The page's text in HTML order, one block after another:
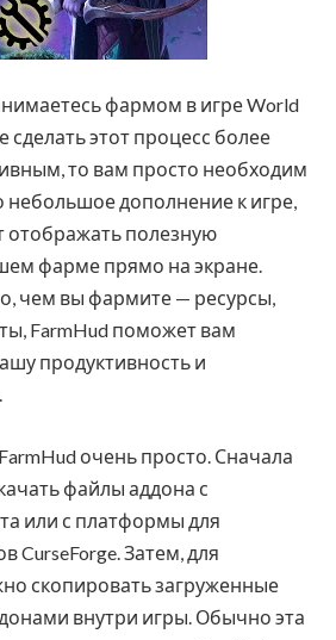
фармом в игре World
сделать этот процесс более
то вам просто необходим
небольшое дополнение к игре,
отображать полезную
фарме прямо на экране.
чем вы фармите — ресурсы,
FarmHud поможет вам
продуктивность и
очень просто. Сначала
файлы аддона с
или с платформы для
CurseForge. Затем, для
скопировать загруженные
внутри игры. Обычно эта